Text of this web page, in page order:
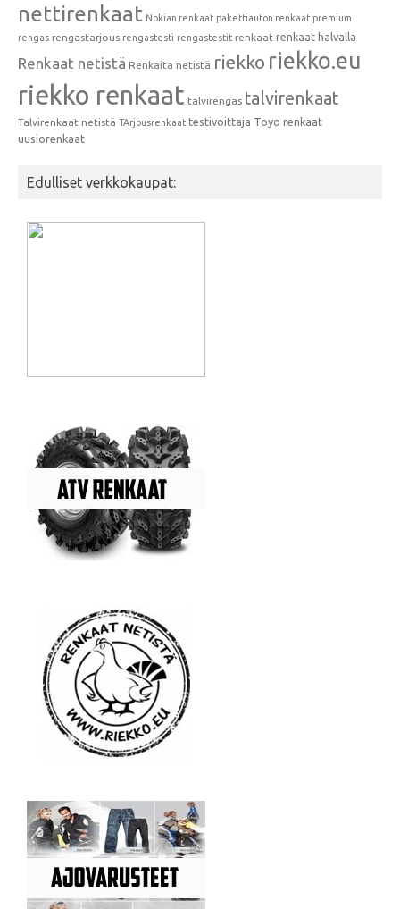
nettirenkaat Nokian renkaat pakettiauton renkaat premium
rengas rengastarjous rengastesti rengastestit renkaat renkaat halvalla
Renkaat netistä Renkaita netistä riekko riekko.eu
riekko renkaat talvirengas talvirenkaat
Talvirenkaat netistä TArjousrenkaat testivoittaja Toyo renkaat
uusiorenkaat
Edulliset verkkokaupat: